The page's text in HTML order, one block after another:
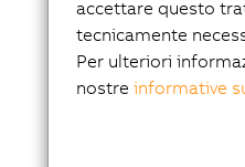
a
modo
accettare questo
tecnicamente
Per ulteriori
nostre informative